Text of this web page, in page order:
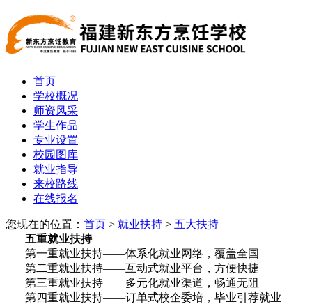
首页
学校概况
师资风采
学生作品
专业设置
校园图库
就业指导
来校路线
在线报名
您现在的位置： 首页 > 就业扶持 > 五大扶持
五重就业扶持
第一重就业扶持——体系化就业网络，覆盖全国
第二重就业扶持——互动式就业平台，方便快捷
第三重就业扶持——多元化就业渠道，畅通无阻
第四重就业扶持——订单式校企委培，毕业引荐就业